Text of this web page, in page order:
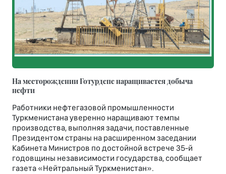
На месторождении Готурдепе наращивается добыча
нефти
Работники нефтегазовой промышленности
Туркменистана уверенно наращивают темпы
производства, выполняя задачи, поставленные
Президентом страны на расширенном заседании
Кабинета Министров по достойной встрече 35-й
годовщины независимости государства, сообщает
газета «Нейтральный Туркменистан».